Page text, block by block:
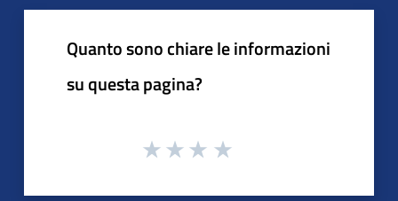
Quanto sono chiare le informazioni
su questa pagina?